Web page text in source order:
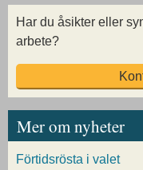
Har du åsikter eller
arbete?
Mer om nyheter
Förtidsrösta i valet